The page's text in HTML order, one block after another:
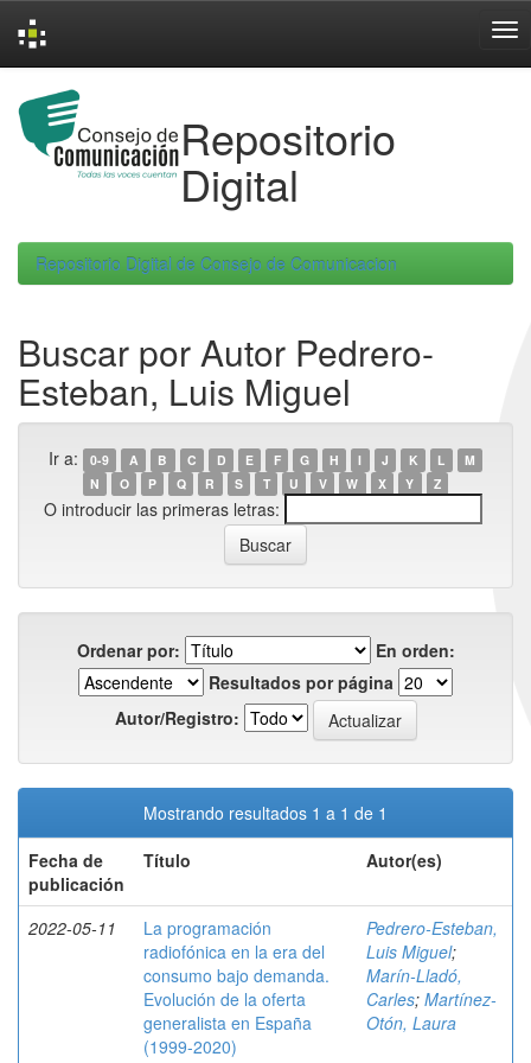
navigation
Repositorio
Digital
Repositorio Digital de Consejo de Comunicacion
Buscar por Autor Pedrero-
Esteban, Luis Miguel
Ir a: 0-9 A B C D E F G H I J K L
M
N
O P Q R S T U V W X Y Z
O introducir las primeras letras:
Ordenar por:
En orden:
Resultados por página
Autor/Registro:
Mostrando resultados 1 a 1 de 1
Fecha de
publicación
Título Autor(es)
2022-05-11
La programación
radiofónica en la era del
consumo bajo demanda.
Evolución de la oferta
generalista en España
(1999-2020)
Pedrero-Esteban,
Luis Miguel;
Marín-Lladó,
Carles; Martínez-
Otón, Laura